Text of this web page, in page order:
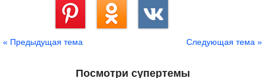
« Предыдущая тема Следующая тема »
Посмотри супертемы